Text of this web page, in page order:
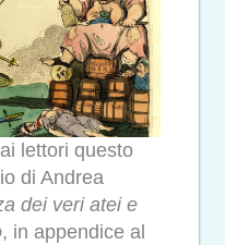
lettori questo
di Andrea
dei veri atei e
, in appendice al